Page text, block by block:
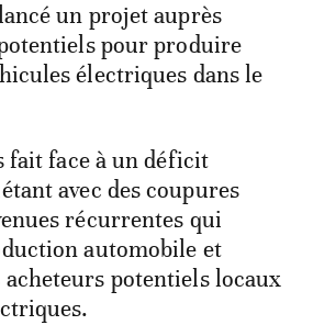
un projet auprès
pour produire
électriques dans le
fait face à un déficit
avec des coupures
récurrentes qui
automobile et
acheteurs potentiels locaux